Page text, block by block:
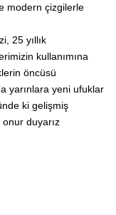
modern çizgilerle
25 yıllık
kullanımına
öncüsü
yarınlara yeni ufuklar
ki gelişmiş
duyarız